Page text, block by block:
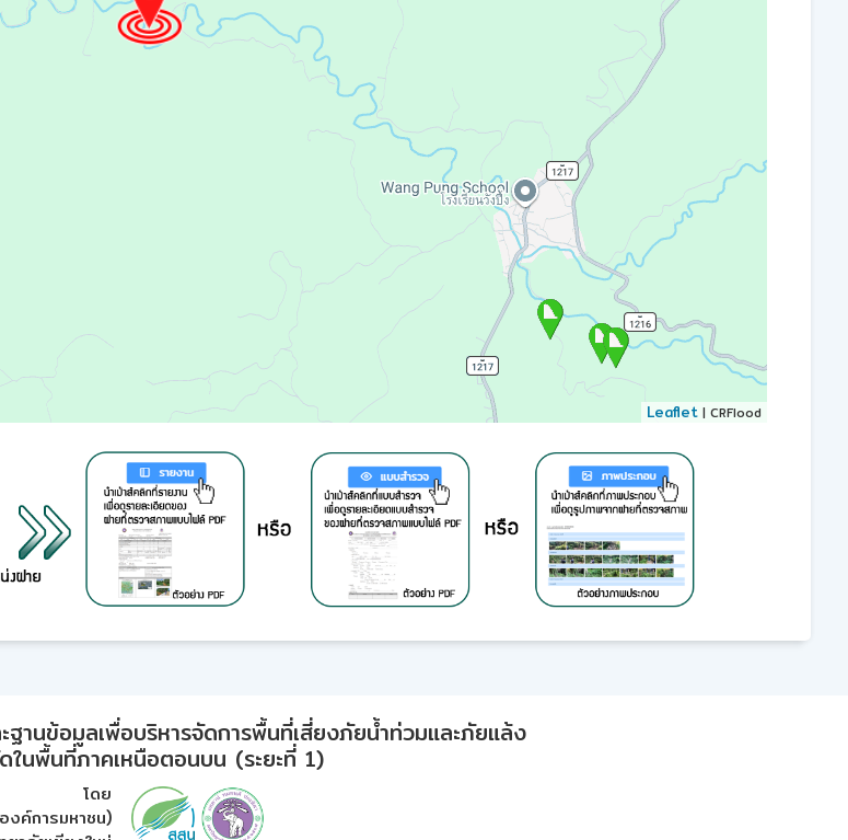
Leaflet | CRFlood
ฐานข้อมูลเพื่อบริหารจัดการพื้นที่เสี่ยงภัยน้ำท่วมและภัยแล้ง
ในพื้นที่ภาคเหนือตอนบน (ระยะที่ 1)
โดย
งค์การมหาชน)